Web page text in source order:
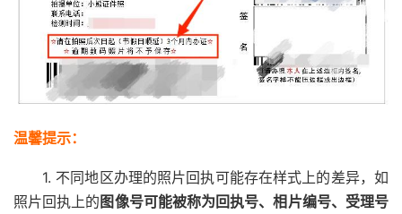
温馨提示：
1. 不同地区办理的照片回执可能存在样式上的差异，如
照片回执上的图像号可能被称为回执号、相片编号、受理号